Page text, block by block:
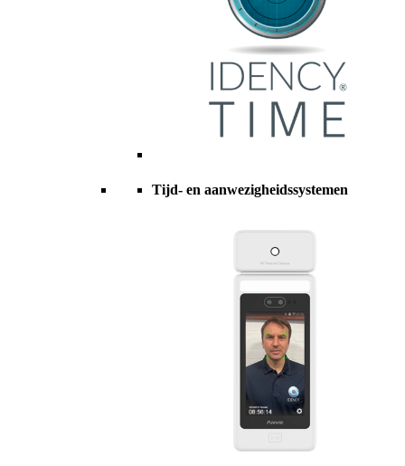
Tijd- en aanwezigheidssystemen